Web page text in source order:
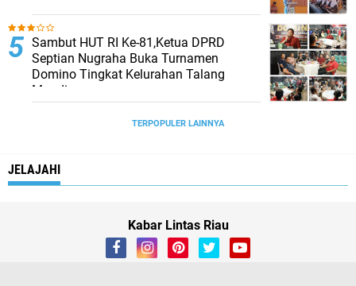
Sambut HUT RI Ke-81,Ketua DPRD
Septian Nugraha Buka Turnamen
Domino Tingkat Kelurahan Talang
Mandi
TERPOPULER LAINNYA
JELAJAHI
Kabar Lintas Riau